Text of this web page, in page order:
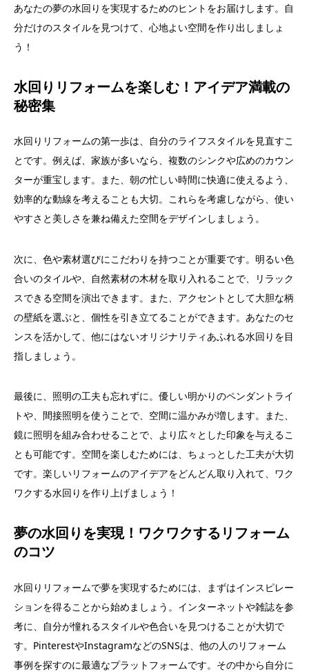
あなたの夢の水回りを実現するためのヒントをお届けします。自
分だけのスタイルを見つけて、心地よい空間を作り出しましょ
う！
水回りリフォームを楽しむ！アイデア満載の
秘密集
水回りリフォームの第一歩は、自分のライフスタイルを見直すこ
とです。例えば、家族が多いなら、複数のシンクや広めのカウン
ターが重宝します。また、朝の忙しい時間に快適に使えるよう、
効率的な動線を考えることも大切。これらを考慮しながら、使い
やすさと美しさを兼ね備えた空間をデザインしましょう。
次に、色や素材選びにこだわりを持つことが重要です。明るい色
合いのタイルや、自然素材の木材を取り入れることで、リラック
スできる空間を演出できます。また、アクセントとして大胆な柄
の壁紙を選ぶと、個性を引き立てることができます。あなたのセ
ンスを活かして、他にはないオリジナリティあふれる水回りを目
指しましょう。
最後に、照明の工夫も忘れずに。優しい明かりのペンダントライ
トや、間接照明を使うことで、空間に温かみが増します。また、
鏡に照明を組み合わせることで、より広々とした印象を与えるこ
とも可能です。空間を楽しむためには、ちょっとした工夫が大切
です。楽しいリフォームのアイデアをどんどん取り入れて、ワク
ワクする水回りを作り上げましょう！
夢の水回りを実現！ワクワクするリフォーム
のコツ
水回りリフォームで夢を実現するためには、まずはインスピレー
ションを得ることから始めましょう。インターネットや雑誌を参
考に、自分が憧れるスタイルや色合いを見つけることが大切で
す。PinterestやInstagramなどのSNSは、他の人のリフォーム
事例を探すのに最適なプラットフォームです。その中から自分に